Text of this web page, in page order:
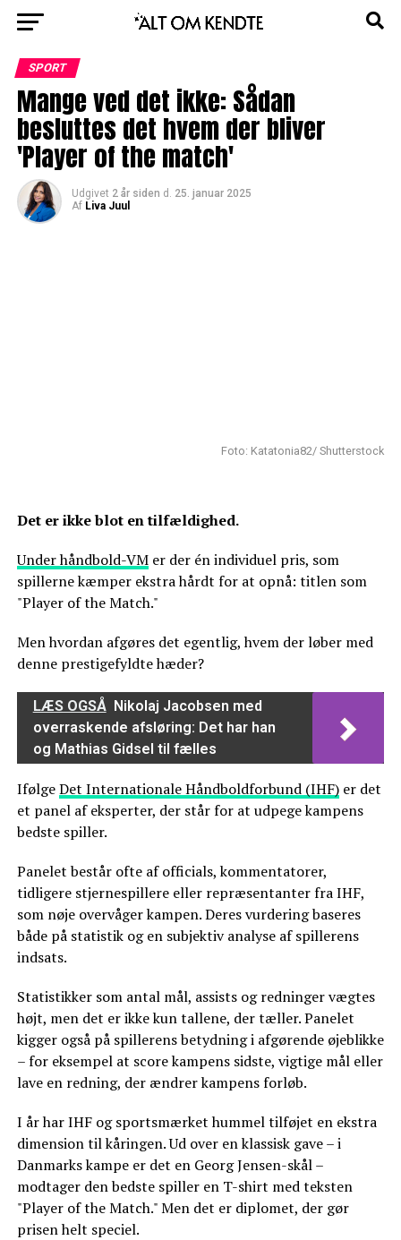
SPORT
Mange ved det ikke: Sådan
besluttes det hvem der bliver
'Player of the match'
Udgivet 2 år siden d. 25. januar 2025
Af Liva Juul
Foto: Katatonia82/ Shutterstock
Det er ikke blot en tilfældighed.
Under håndbold-VMer der én individuel pris, som
spillerne kæmper ekstra hårdt for at opnå: titlen som
"Player of the Match."
Men hvordan afgøres det egentlig, hvem der løber med
denne prestigefyldte hæder?
LÆS OGSÅ Nikolaj Jacobsen med
overraskende afsløring: Det har han
og Mathias Gidsel til fælles
IfølgeDet Internationale Håndboldforbund (IHF)er det
et panel af eksperter, der står for at udpege kampens
bedste spiller.
Panelet består ofte af officials, kommentatorer,
tidligere stjernespillere eller repræsentanter fra IHF,
som nøje overvåger kampen. Deres vurdering baseres
både på statistik og en subjektiv analyse af spillerens
indsats.
Statistikker som antal mål, assists og redninger vægtes
højt, men det er ikke kun tallene, der tæller. Panelet
kigger også på spillerens betydning i afgørende øjeblikke
– for eksempel at score kampens sidste, vigtige mål eller
lave en redning, der ændrer kampens forløb.
I år har IHF og sportsmærket hummel tilføjet en ekstra
dimension til kåringen. Ud over en klassisk gave – i
Danmarks kampe er det en Georg Jensen-skål –
modtager den bedste spiller en T-shirt med teksten
"Player of the Match." Men det er diplomet, der gør
prisen helt speciel.